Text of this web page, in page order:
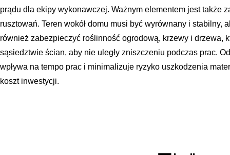
prądu dla ekipy wykonawczej. Ważnym elementem jest także
rusztowań. Teren wokół domu musi być wyrównany i stabilny,
również zabezpieczyć roślinność ogrodową, krzewy i drzewa,
sąsiedztwie ścian, aby nie uległy zniszczeniu podczas prac.
wpływa na tempo prac i minimalizuje ryzyko uszkodzenia
koszt inwestycji.